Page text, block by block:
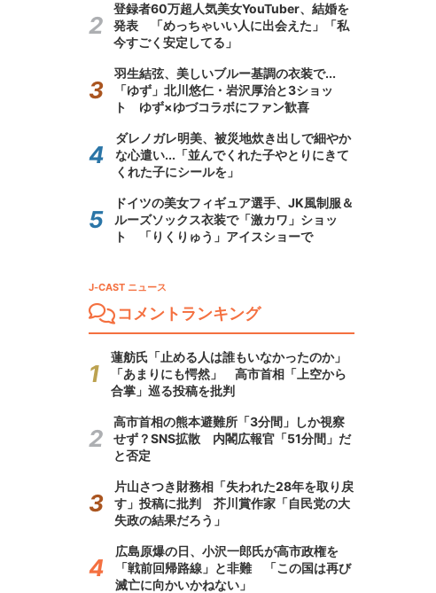
登録者60万超人気美女YouTuber、結婚を
発表 「めっちゃいい人に出会えた」「私
今すごく安定してる」
羽生結弦、美しいブルー基調の衣装で...
「ゆず」北川悠仁・岩沢厚治と3ショッ
ト ゆず×ゆづコラボにファン歓喜
ダレノガレ明美、被災地炊き出しで細やか
な心遣い...「並んでくれた子やとりにきて
くれた子にシールを」
ドイツの美女フィギュア選手、JK風制服＆
ルーズソックス衣装で「激カワ」ショッ
ト 「りくりゅう」アイスショーで
J-CAST ニュース
コメントランキング
蓮舫氏「止める人は誰もいなかったのか」
「あまりにも愕然」 高市首相「上空から
合掌」巡る投稿を批判
高市首相の熊本避難所「3分間」しか視察
せず？SNS拡散 内閣広報官「51分間」だ
と否定
片山さつき財務相「失われた28年を取り戻
す」投稿に批判 芥川賞作家「自民党の大
失政の結果だろう」
広島原爆の日、小沢一郎氏が高市政権を
「戦前回帰路線」と非難 「この国は再び
滅亡に向かいかねない」